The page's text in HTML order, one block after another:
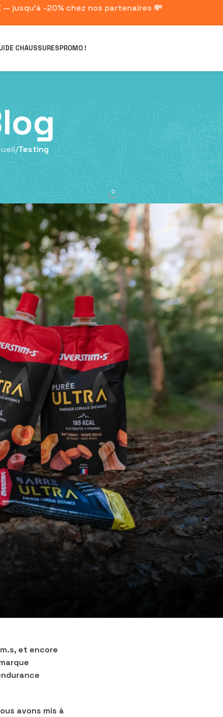
— jusqu'à -20% chez nos partenaires 💸
CHAUSSURESPROMO !
/Testing
TESTING
d’Overstim.s pour les efforts
Le 2 septembre 2025 0
et encore
avons mis à